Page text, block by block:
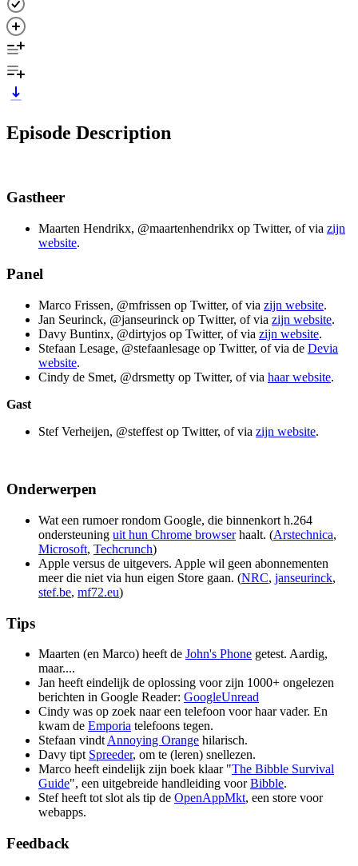
Episode Description
Gastheer
Maarten Hendrikx, @maartenhendrikx op Twitter, of via zijn
website.
Panel
Marco Frissen, @mfrissen op Twitter, of via zijn website.
Jan Seurinck, @janseurinck op Twitter, of via zijn website.
Davy Buntinx, @dirtyjos op Twitter, of via zijn website.
Stefaan Lesage, @stefaanlesage op Twitter, of via de Devia
website.
Cindy de Smet, @drsmetty op Twitter, of via haar website.
Gast
Stef Verheijen, @steffest op Twitter, of via zijn website.
Onderwerpen
Wat een rumoer rondom Google, die binnenkort h.264
ondersteuning uit hun Chrome browserhaalt. (Arstechnica,
Microsoft, Techcrunch)
Apple versus de uitgevers. Apple wil geen abonnementen
meer die niet via hun eigen Store gaan. (NRC, janseurinck,
stef.be, mf72.eu)
Tips
Maarten (en Marco) heeft de John's Phone getest. Aardig,
maar....
Jan heeft eindelijk de oplossing voor zijn 1000+ ongelezen
berichten in Google Reader: GoogleUnread
Cindy was op zoek naar een telefoon voor haar vader. En
kwam de Emporia telefoons tegen.
Stefaan vindtAnnoying Orange hilarisch.
Davy tipt Spreeder, om te (leren) snellezen.
Marco heeft eindelijk zijn boek klaar "The Bibble Survival
Guide", een uitgebreide handleiding voorBibble.
Stef heeft tot slot als tip de OpenAppMkt, een store voor
webapps.
Feedback